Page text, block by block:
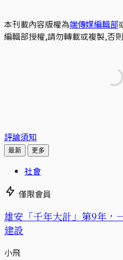
本刊載內容版權為端傳媒編輯部
編輯部授權,請勿轉載或複製,否
評論須知
最新 更多
社會
僅限會員
雄安「千年大計」第9年，
建設
小飛